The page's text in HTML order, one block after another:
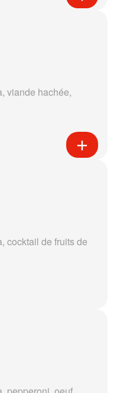
viande hachée,
cocktail de fruits de